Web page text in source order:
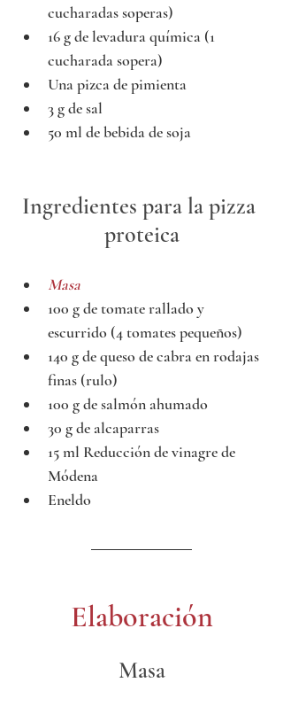
cucharadas soperas)
16 g de levadura química (1
cucharada sopera)
Una pizca de pimienta
3 g de sal
50 ml de bebida de soja
Ingredientes para la pizza
proteica
Masa
100 g de tomate rallado y
escurrido (4 tomates pequeños)
140 g de queso de cabra en rodajas
finas (rulo)
100 g de salmón ahumado
30 g de alcaparras
15 ml Reducción de vinagre de
Módena
Eneldo
Elaboración
Masa